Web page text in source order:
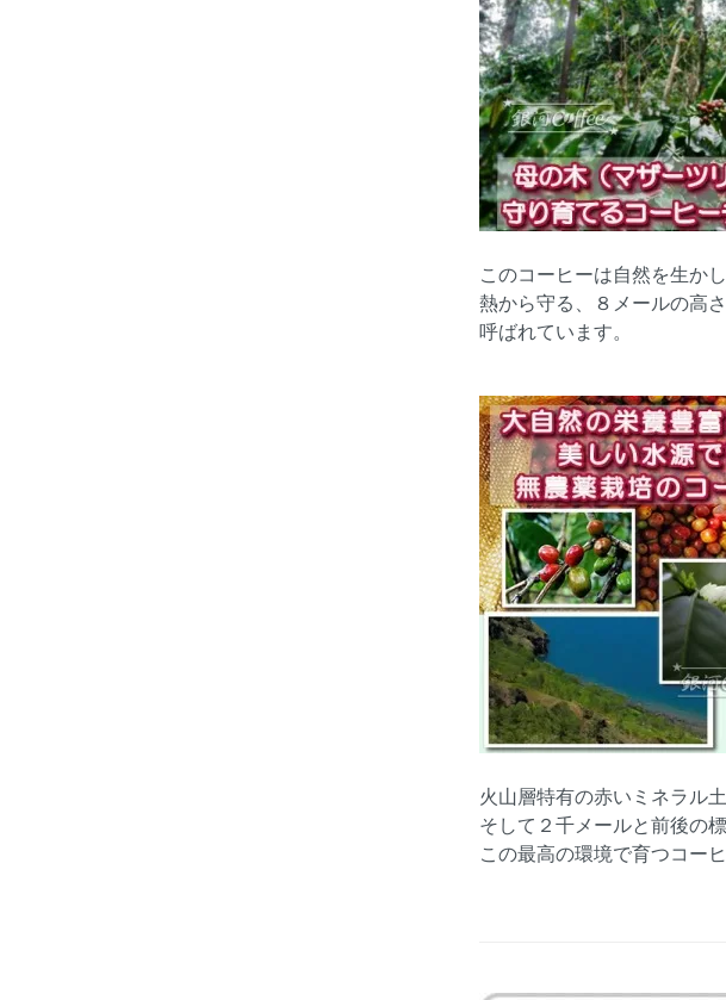
このコーヒーは自然を生か
熱から守る、８メールの高
呼ばれています。
火山層特有の赤いミネラル
そして２千メールと前後の
この最高の環境で育つコー